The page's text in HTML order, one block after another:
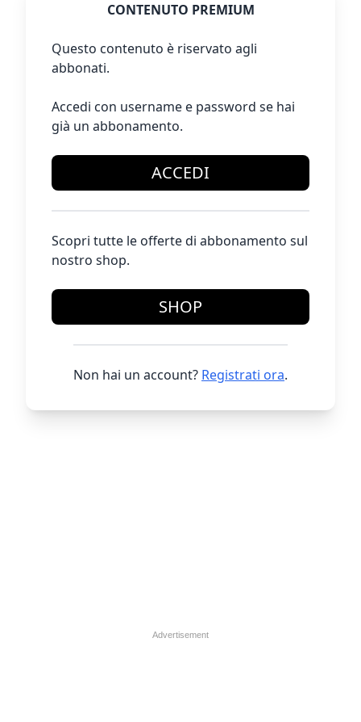
CONTENUTO PREMIUM
Questo contenuto è riservato agli
abbonati.
Accedi con username e password se hai
già un abbonamento.
ACCEDI
Scopri tutte le offerte di abbonamento sul
nostro shop.
SHOP
Non hai un account? Registrati ora.